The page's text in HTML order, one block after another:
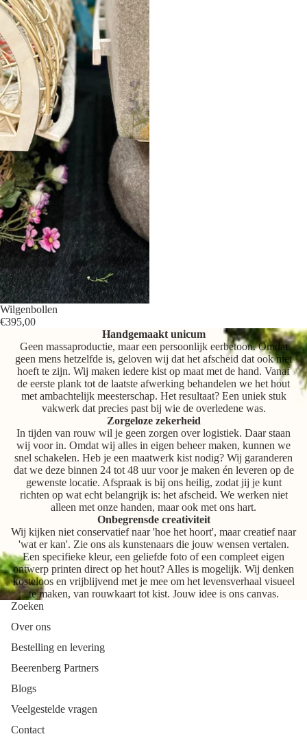
Wilgenbollen
€395,00
Handgemaakt unicum
Geen massaproductie, maar een persoonlijk eerbetoon. Omdat
geen mens hetzelfde is, geloven wij dat het afscheid dat ook niet
hoeft te zijn. Wij maken iedere kist op maat met de hand. Vanaf
de eerste plank tot de laatste afwerking behandelen we het hout
met ambachtelijk meesterschap. Het resultaat? Een uniek stuk
vakwerk dat precies past bij wie de overledene was.
Zorgeloze zekerheid
In tijden van rouw wil je geen zorgen over logistiek. Daar staan
wij voor in. Omdat wij alles in eigen beheer maken, kunnen we
snel schakelen. Heb je een maatwerk kist nodig? Wij garanderen
dat we deze binnen 24 tot 48 uur voor je maken én leveren op de
gewenste locatie. Afspraak is bij ons heilig, zodat jij je kunt
richten op wat echt belangrijk is: het afscheid. We werken niet
alleen met onze handen, maar ook met ons hart.
Onbegrensde creativiteit
Wij kijken niet conservatief naar 'hoe het hoort', maar creatief naar
'wat er kan'. Zie ons als kunstenaars die jouw wensen vertalen.
Een specifieke kleur, een geliefde foto of een compleet eigen
ontwerp printen direct op het hout? Alles is mogelijk. Wij denken
kosteloos en vrijblijvend met je mee om het levensverhaal visueel
te maken, van rouwkaart tot kist. Jouw idee is ons canvas.
Zoeken
Over ons
Bestelling en levering
Beerenberg Partners
Blogs
Veelgestelde vragen
Contact